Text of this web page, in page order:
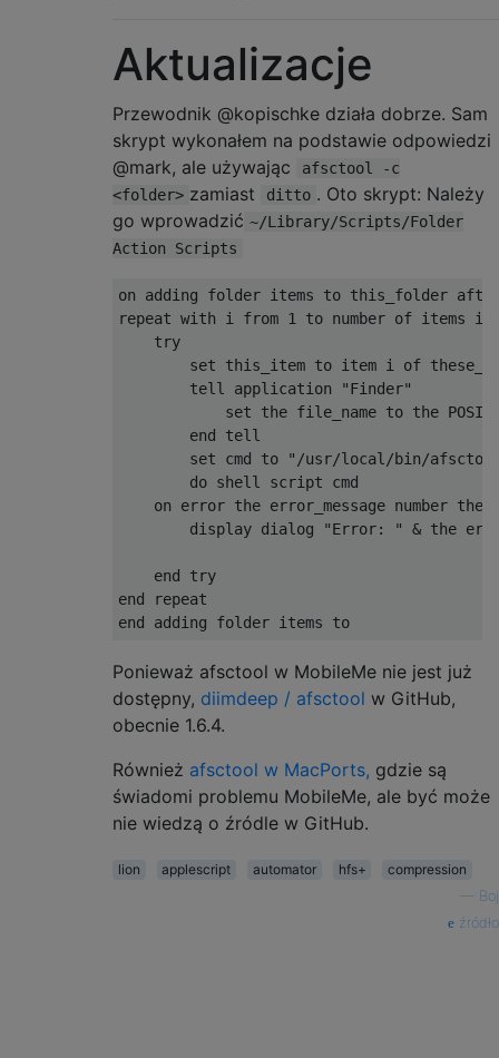
Aktualizacje
Przewodnik @kopischke działa dobrze. Sam
skrypt wykonałem na podstawie odpowiedzi
@mark, ale używając
afsctool -c
<folder> zamiast ditto . Oto skrypt: Należy
go wprowadzić ~/Library/Scripts/Folder
Action Scripts
on adding folder items to this_folder
repeat with i from 1 to number of items in
try
set this_item to item i of
        tell application
"Finder"
set the file_name to the
end tell
set cmd to
"/usr/local/bin/
do shell script cmd
on error the error_message number the
        display dialog
"Error: " & the
end
try
end
end adding folder items to
Ponieważ afsctool w MobileMe nie jest już
dostępny, diimdeep / afsctool w GitHub,
obecnie 1.6.4.
Również afsctool w MacPorts, gdzie są
świadomi problemu MobileMe, ale być może
nie wiedzą o źródle w GitHub.
lion applescript automator hfs+
compression
Boj
źródło